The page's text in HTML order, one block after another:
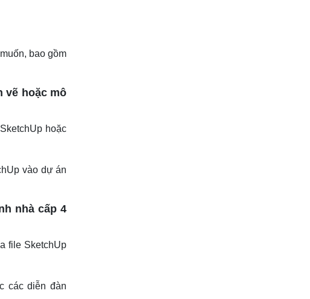
bao gồm
vẽ hoặc mô
hoặc
vào dự án
nhà cấp 4
file SketchUp
các diễn đàn